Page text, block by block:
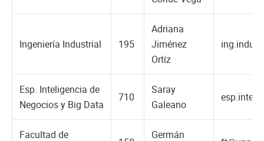
Ingeniería Industrial 195
Adriana
Jiménez
Ortíz
Esp. Inteligencia de
Negocios y Big Data
710
Saray
Galeano
Facultad de
Germán